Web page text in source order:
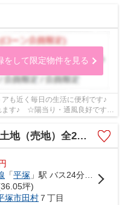
をして限定物件を見る
も近く毎日の生活に便利です♪
ます♪ ☆陽当り・通風良好です
（売地）全2区画
「平塚 」駅 バス24分 「駒返橋」 停歩1分
坪)
塚市田村 ７丁目